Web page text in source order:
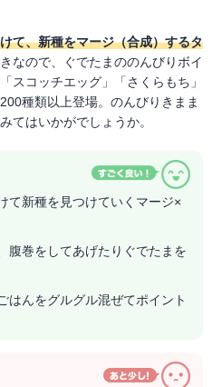
て、新種をマージ（合成）するタ
なので、ぐでたまののんびりボイ
スコッチエッグ」「さくらもち」
種類以上登場。のんびりきまま
てはいかがでしょうか。
て新種を見つけていくマージ×
腹巻をしてあげたりぐでたまを
はんをグルグル混ぜてポイント